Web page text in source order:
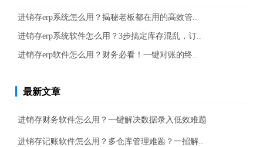
进销存erp系统怎么用？揭秘老板都在用的高效管..
进销存erp系统软件怎么用？3步搞定库存混乱，订..
进销存erp软件怎么用？财务必看！一键对账的终..
最新文章
进销存财务软件怎么用？一键解决数据录入低效难题
进销存记账软件怎么用？多仓库管理难题？一招解..